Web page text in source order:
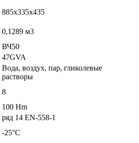
885х335х435
0,1289 м3
ВЧ50
47GVA
Вода, воздух, пар, гликолевые
растворы
8
100 Hm
ряд 14 EN-558-1
-25°C